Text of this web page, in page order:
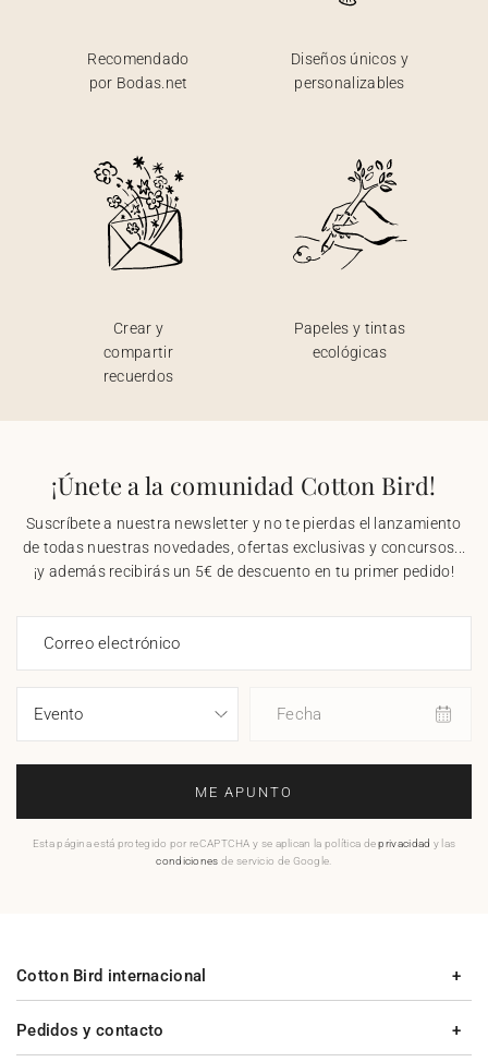
Recomendado
por Bodas.net
Diseños únicos y
personalizables
Crear y
compartir
recuerdos
Papeles y tintas
ecológicas
¡Únete a la comunidad Cotton Bird!
Suscríbete a nuestra newsletter y no te pierdas el lanzamiento
de todas nuestras novedades, ofertas exclusivas y concursos...
¡y además recibirás un 5€ de descuento en tu primer pedido!
Correo electrónico
Fecha
ME APUNTO
Esta página está protegido por reCAPTCHA y se aplican la política deprivacidad y las
condiciones de servicio de Google.
Pedidos y contacto
Cotton Bird internacional